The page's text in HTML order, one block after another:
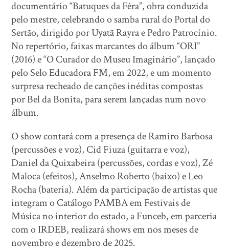
documentário “Batuques da Fêra”, obra conduzida
pelo mestre, celebrando o samba rural do Portal do
Sertão, dirigido por Uyatã Rayra e Pedro Patrocínio.
No repertório, faixas marcantes do álbum “ORI”
(2016) e “O Curador do Museu Imaginário”, lançado
pelo Selo Educadora FM, em 2022, e um momento
surpresa recheado de canções inéditas compostas
por Bel da Bonita, para serem lançadas num novo
álbum.
O show contará com a presença de Ramiro Barbosa
(percussões e voz), Cid Fiuza (guitarra e voz),
Daniel da Quixabeira (percussões, cordas e voz), Zé
Maloca (efeitos), Anselmo Roberto (baixo) e Leo
Rocha (bateria). Além da participação de artistas que
integram o Catálogo PAMBA em Festivais de
Música no interior do estado, a Funceb, em parceria
com o IRDEB, realizará shows em nos meses de
novembro e dezembro de 2025.